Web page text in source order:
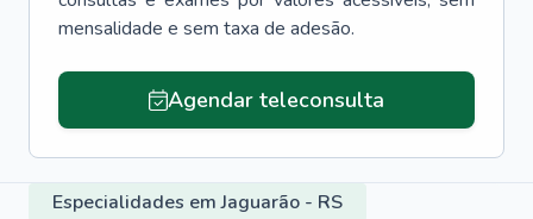
mensalidade e sem taxa de adesão.
Agendar teleconsulta
Especialidades em Jaguarão - RS